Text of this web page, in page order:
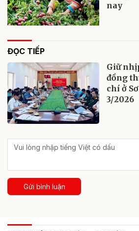
nay
ĐỌC TIẾP
Giữ
đồng
chí ở
3/2026
Gửi bình luận